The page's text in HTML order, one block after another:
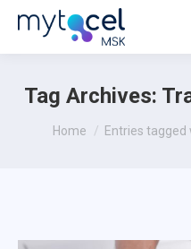
Tag Archives:
You are here:
Home Entries